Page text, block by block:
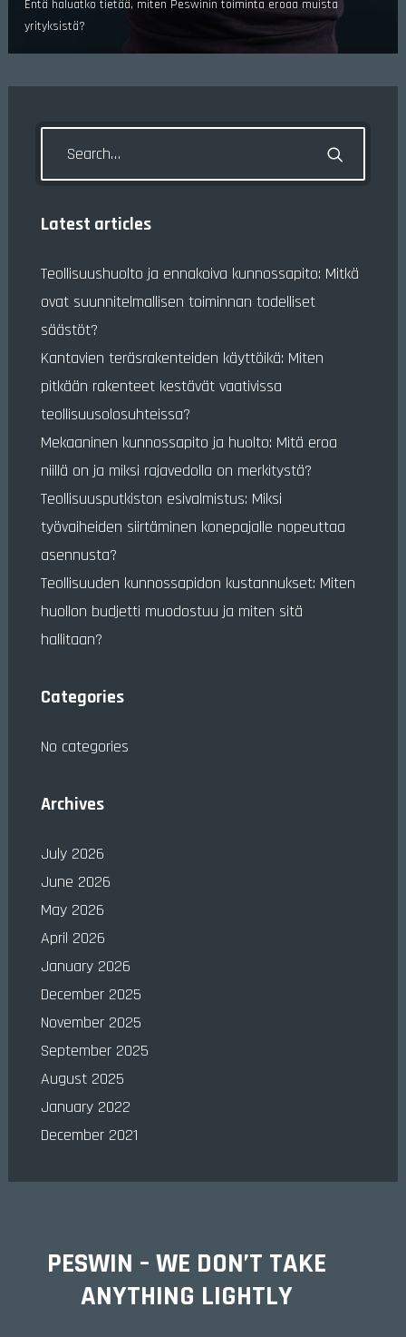
Entä haluatko tietää, miten Peswinin toiminta eroaa muista
yrityksistä?
Latest articles
Teollisuushuolto ja ennakoiva kunnossapito: Mitkä
ovat suunnitelmallisen toiminnan todelliset
säästöt?
Kantavien teräsrakenteiden käyttöikä: Miten
pitkään rakenteet kestävät vaativissa
teollisuusolosuhteissa?
Mekaaninen kunnossapito ja huolto: Mitä eroa
niillä on ja miksi rajavedolla on merkitystä?
Teollisuusputkiston esivalmistus: Miksi
työvaiheiden siirtäminen konepajalle nopeuttaa
asennusta?
Teollisuuden kunnossapidon kustannukset: Miten
huollon budjetti muodostuu ja miten sitä
hallitaan?
Categories
No categories
Archives
July 2026
June 2026
May 2026
April 2026
January 2026
December 2025
November 2025
September 2025
August 2025
January 2022
December 2021
PESWIN – WE DON’T TAKE
ANYTHING LIGHTLY